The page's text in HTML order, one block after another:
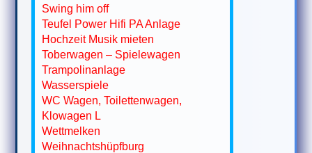
Swing him off
Teufel Power Hifi PA Anlage
Hochzeit Musik mieten
Toberwagen – Spielewagen
Trampolinanlage
Wasserspiele
WC Wagen, Toilettenwagen,
Klowagen L
Wettmelken
Weihnachtshüpfburg